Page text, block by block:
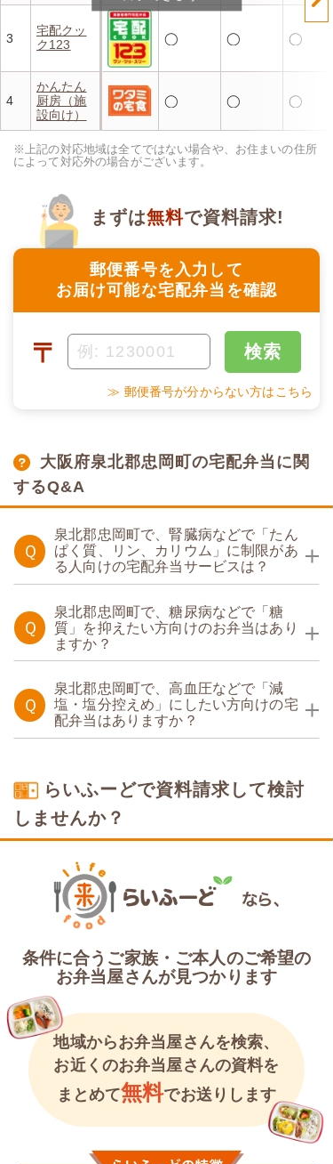
3
宅配クッ
ク123
◯ ◯ ◯
4
かんたん
厨房（施
設向け）
◯ ◯ ◯
※上記の対応地域は全てではない場合や、お住まいの住所
によって対応外の場合がございます。
郵便番号を入力して
お届け可能な宅配弁当を確認
まずは無料で資料請求!
〒 検索
≫ 郵便番号が分からない方はこちら
大阪府泉北郡忠岡町の宅配弁当に関
するQ&A
Ｑ
泉北郡忠岡町で、腎臓病などで「たん
ぱく質、リン、カリウム」に制限があ
る人向けの宅配弁当サービスは？
Ｑ
泉北郡忠岡町で、糖尿病などで「糖
質」を抑えたい方向けのお弁当はあり
ますか？
Ｑ
泉北郡忠岡町で、高血圧などで「減
塩・塩分控えめ」にしたい方向けの宅
配弁当はありますか？
らいふーどで資料請求して検討
しませんか？
条件に合うご家族・ご本人のご希望の
お弁当屋さんが見つかります
地域からお弁当屋さんを検索、
お近くのお弁当屋さんの資料を
まとめて無料でお送りします